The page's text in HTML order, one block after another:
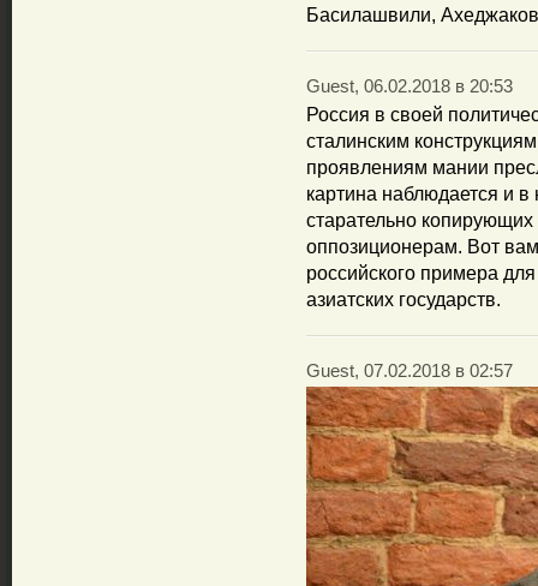
Басилашвили,
Guest, 06.02.2018 в 20:53
Россия в своей
сталинским
проявлениям мании
картина наблюдается и
старательно
оппозиционерам. Вот
российского примера
азиатских государств.
Guest, 07.02.2018 в 02:57